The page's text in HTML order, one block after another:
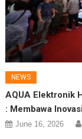
NEWS
AQUA Elektronik
: Membawa
June 16, 2026